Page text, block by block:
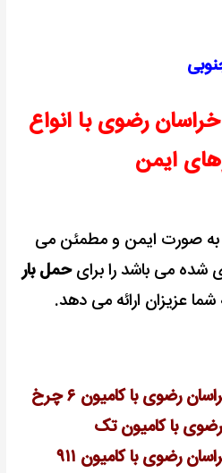
خراسان رضوی با انواع
ایمن
به صورت ایمن و مطمئن می
شده می باشد را برایحمل بار
شما عزیزان ارائه می دهد.
رضوی با کامیون ۶ چرخ
با کامیون تک
رضوی با کامیون ۹۱۱